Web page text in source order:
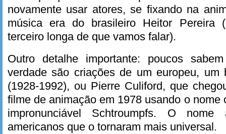
novamente usar atores, se fixando na
música era do brasileiro Heitor Pereira
terceiro longa de que vamos falar).
Outro detalhe importante: poucos
verdade são criações de um europeu, um
(1928-1992), ou Pierre Culiford, que
filme de animação em 1978 usando o nome
impronunciável Schtroumpfs. O
americanos que o tornaram mais universal.